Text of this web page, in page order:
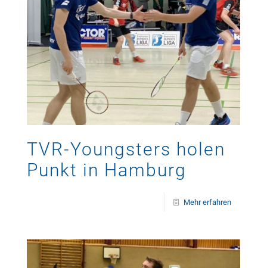
TVR-Youngsters holen
Punkt in Hamburg
Mehr erfahren